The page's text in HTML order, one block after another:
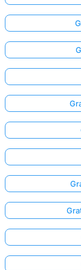
Inga
än
Ställ
din
första
fråga